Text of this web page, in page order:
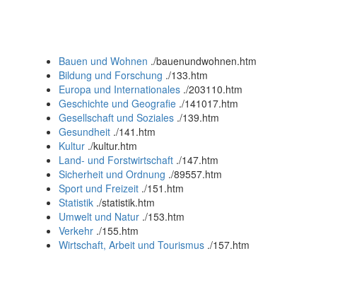
Bauen und Wohnen ./bauenundwohnen.htm
Bildung und Forschung ./133.htm
Europa und Internationales ./203110.htm
Geschichte und Geografie ./141017.htm
Gesellschaft und Soziales ./139.htm
Gesundheit ./141.htm
Kultur ./kultur.htm
Land- und Forstwirtschaft ./147.htm
Sicherheit und Ordnung ./89557.htm
Sport und Freizeit ./151.htm
Statistik ./statistik.htm
Umwelt und Natur ./153.htm
Verkehr ./155.htm
Wirtschaft, Arbeit und Tourismus ./157.htm